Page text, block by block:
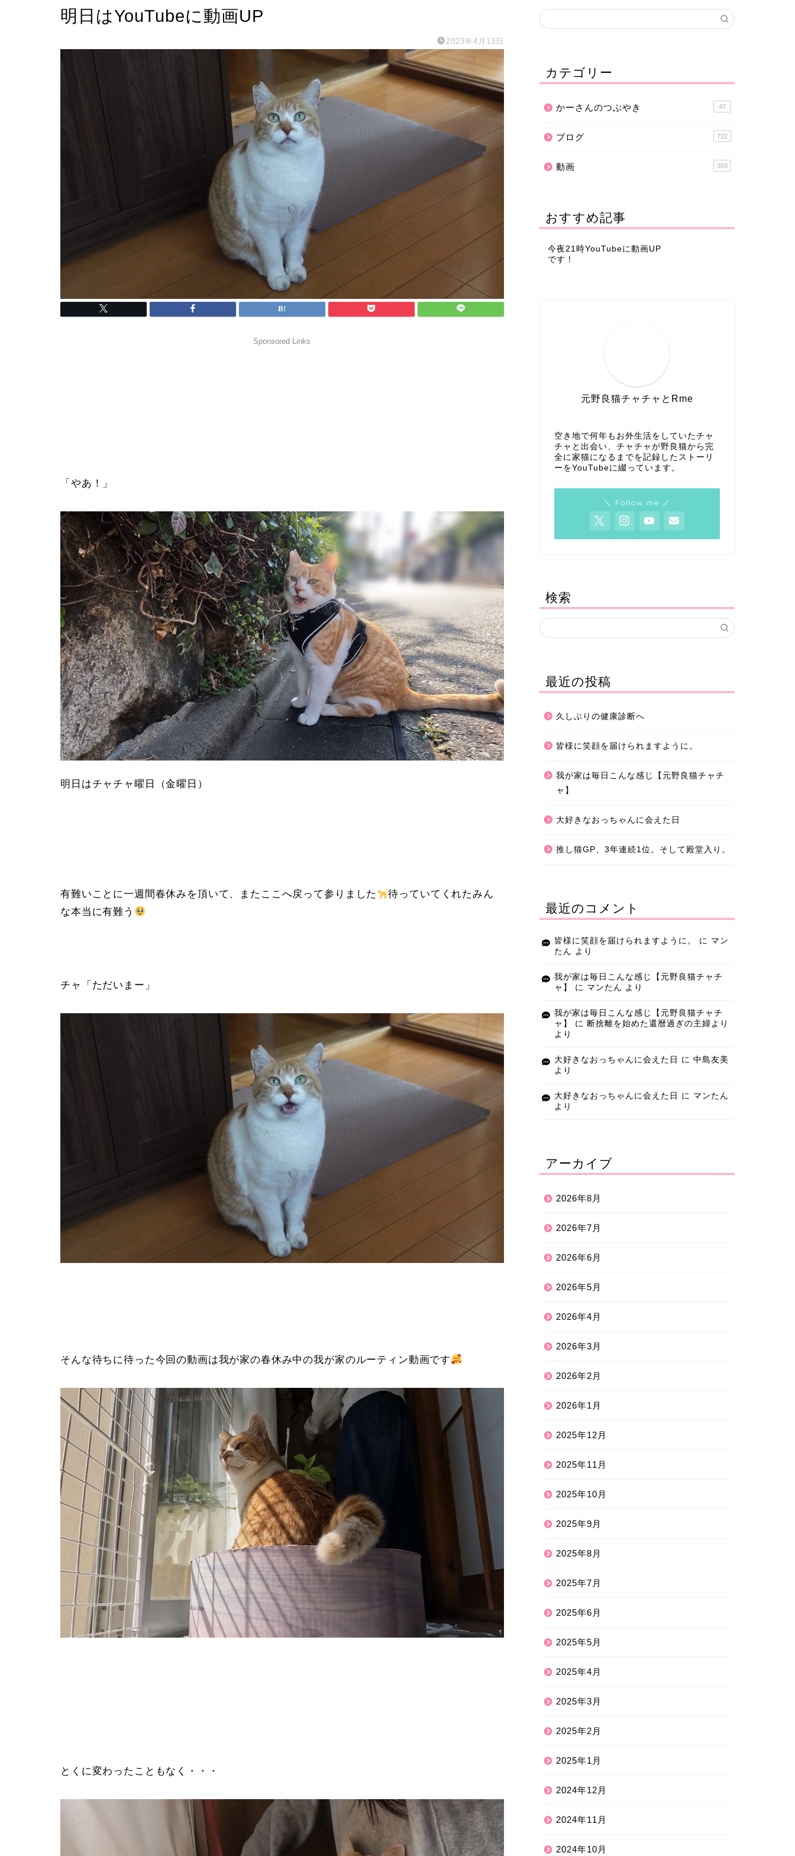
明日はYouTubeに動画UP
2023年4月13日
Sponsored Links
「やあ！」
明日はチャチャ曜日（金曜日）
有難いことに一週間春休みを頂いて、またここへ戻って参りました
待っていてくれたみん
な本当に有難う
チャ「ただいまー」
そんな待ちに待った今回の動画は我が家の春休み中の我が家のルーティン動画です
とくに変わったこともなく・・・
カテゴリー
かーさんのつぶやき 47
ブログ 722
動画 359
おすすめ記事
今夜21時YouTubeに動画UP
です！
元野良猫チャチャとRme
空き地で何年もお外生活をしていたチャ
チャと出会い、チャチャが野良猫から完
全に家猫になるまでを記録したストーリ
ーをYouTubeに綴っています。
＼ Follow me ／
検索
最近の投稿
久しぶりの健康診断へ
皆様に笑顔を届けられますように。
我が家は毎日こんな感じ【元野良猫チャチ
ャ】
大好きなおっちゃんに会えた日
推し猫GP、3年連続1位。そして殿堂入り。
最近のコメント
皆様に笑顔を届けられますように。 に マン
たん より
我が家は毎日こんな感じ【元野良猫チャチ
ャ】
に マンたん より
我が家は毎日こんな感じ【元野良猫チャチ
ャ】
に 断捨離を始めた還暦過ぎの主婦より
より
大好きなおっちゃんに会えた日 に 中島友美
より
大好きなおっちゃんに会えた日 に マンたん
より
アーカイブ
2026年8月
2026年7月
2026年6月
2026年5月
2026年4月
2026年3月
2026年2月
2026年1月
2025年12月
2025年11月
2025年10月
2025年9月
2025年8月
2025年7月
2025年6月
2025年5月
2025年4月
2025年3月
2025年2月
2025年1月
2024年12月
2024年11月
2024年10月